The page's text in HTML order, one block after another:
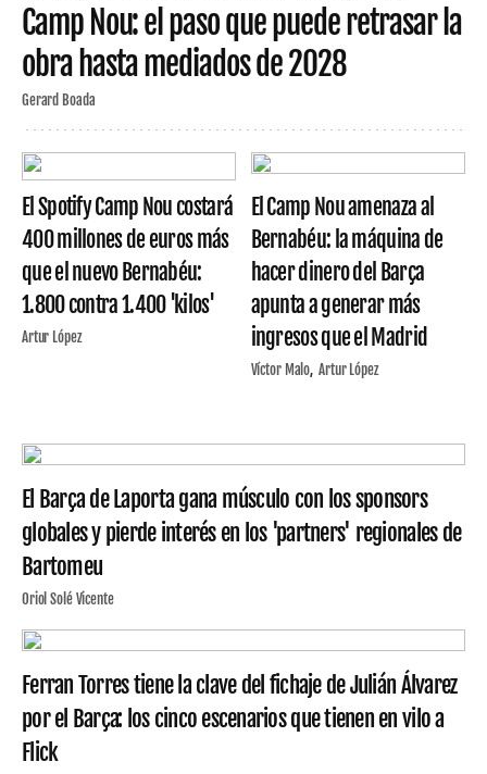
Camp Nou: el paso que puede retrasar la
obra hasta mediados de 2028
Gerard Boada
El Spotify Camp Nou costará
400 millones de euros más
que el nuevo Bernabéu:
1.800 contra 1.400 'kilos'
Artur López
El Camp Nou amenaza al
Bernabéu: la máquina de
hacer dinero del Barça
apunta a generar más
ingresos que el Madrid
Víctor Malo Artur López
El Barça de Laporta gana músculo con los sponsors
globales y pierde interés en los 'partners' regionales de
Bartomeu
Oriol Solé Vicente
Ferran Torres tiene la clave del fichaje de Julián Álvarez
por el Barça: los cinco escenarios que tienen en vilo a
Flick